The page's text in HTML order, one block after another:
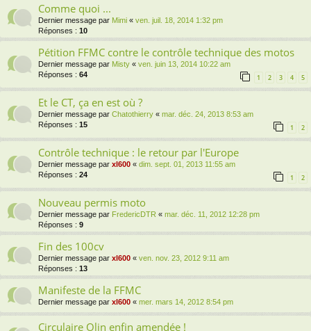
Comme quoi ...
Dernier message par Mimi « ven. juil. 18, 2014 1:32 pm
Réponses : 10
Pétition FFMC contre le contrôle technique des motos
Dernier message par Misty « ven. juin 13, 2014 10:22 am
Réponses : 64 1 2 3 4 5
Et le CT, ça en est où ?
Dernier message par Chatothierry « mar. déc. 24, 2013 8:53 am
Réponses : 15 1 2
Contrôle technique : le retour par l'Europe
Dernier message par xl600 « dim. sept. 01, 2013 11:55 am
Réponses : 24 1 2
Nouveau permis moto
Dernier message par FredericDTR « mar. déc. 11, 2012 12:28 pm
Réponses : 9
Fin des 100cv
Dernier message par xl600 « ven. nov. 23, 2012 9:11 am
Réponses : 13
Manifeste de la FFMC
Dernier message par xl600 « mer. mars 14, 2012 8:54 pm
Circulaire Olin enfin amendée !